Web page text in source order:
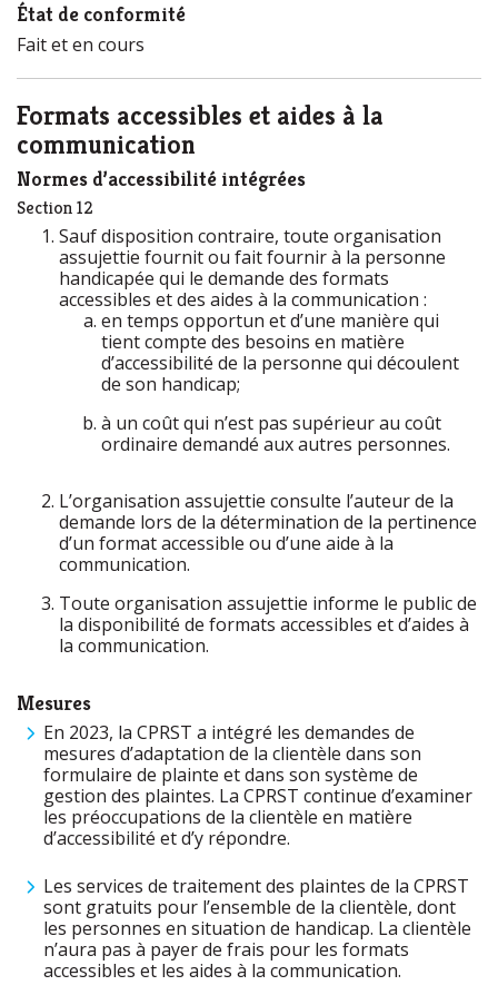
État de conformité
Fait et en cours
Formats accessibles et aides à la
communication
Normes d’accessibilité intégrées
Section 12
Sauf disposition contraire, toute organisation
assujettie fournit ou fait fournir à la personne
handicapée qui le demande des formats
accessibles et des aides à la communication :
en temps opportun et d’une manière qui
tient compte des besoins en matière
d’accessibilité de la personne qui découlent
de son handicap;
à un coût qui n’est pas supérieur au coût
ordinaire demandé aux autres personnes.
L’organisation assujettie consulte l’auteur de la
demande lors de la détermination de la pertinence
d’un format accessible ou d’une aide à la
communication.
Toute organisation assujettie informe le public de
la disponibilité de formats accessibles et d’aides à
la communication.
Mesures
En 2023, la CPRST a intégré les demandes de
mesures d’adaptation de la clientèle dans son
formulaire de plainte et dans son système de
gestion des plaintes. La CPRST continue d’examiner
les préoccupations de la clientèle en matière
d’accessibilité et d’y répondre.
Les services de traitement des plaintes de la CPRST
sont gratuits pour l’ensemble de la clientèle, dont
les personnes en situation de handicap. La clientèle
n’aura pas à payer de frais pour les formats
accessibles et les aides à la communication.